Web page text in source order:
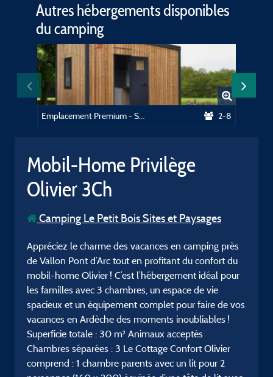
Autres hébergements disponibles
du camping
2-8
Mobil-Home Privilège
Olivier 3Ch
Camping Le Petit Bois Sites et Paysages
Appréciez le charme des vacances en camping près
de Vallon Pont d’Arc tout en profitant du confort du
mobil-home Olivier ! C’est l’hébergement idéal pour
les familles avec 3 chambres, un espace de vie
spacieux et un équipement complet pour faire de vos
vacances en Ardèche des moments inoubliables !
Superficie totale : 30 m² Animaux acceptés
Chambres séparées : 3 Le Cottage Confort Olivier
comprend : 1 chambre parents avec un lit pour 2